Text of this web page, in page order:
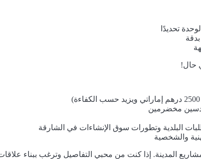
تحديدًا
حال!
مخضرمين
البلدية وتطورات سوق الإنشاءات في الشارقة
والشخصية
المدينة. إذا كنت من محبي التفاصيل وترغب ببناء